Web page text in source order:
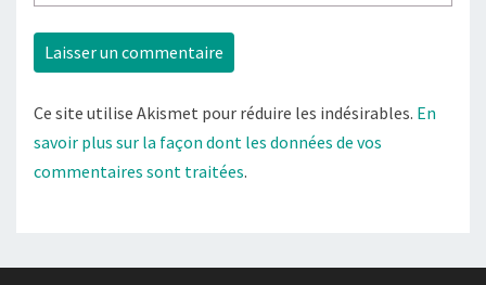
Ce site utilise Akismet pour réduire les indésirables. En
savoir plus sur la façon dont les données de vos
commentaires sont traitées.